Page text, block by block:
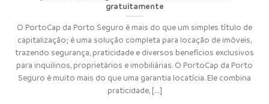
gratuitamente
O PortoCap da Porto Seguro é mais do que um simples título de
capitalização; é uma solução completa para locação de imóveis,
trazendo segurança, praticidade e diversos benefícios exclusivos
para inquilinos, proprietários e imobiliárias. O PortoCap da Porto
Seguro é muito mais do que uma garantia locatícia. Ele combina
praticidade, [...]